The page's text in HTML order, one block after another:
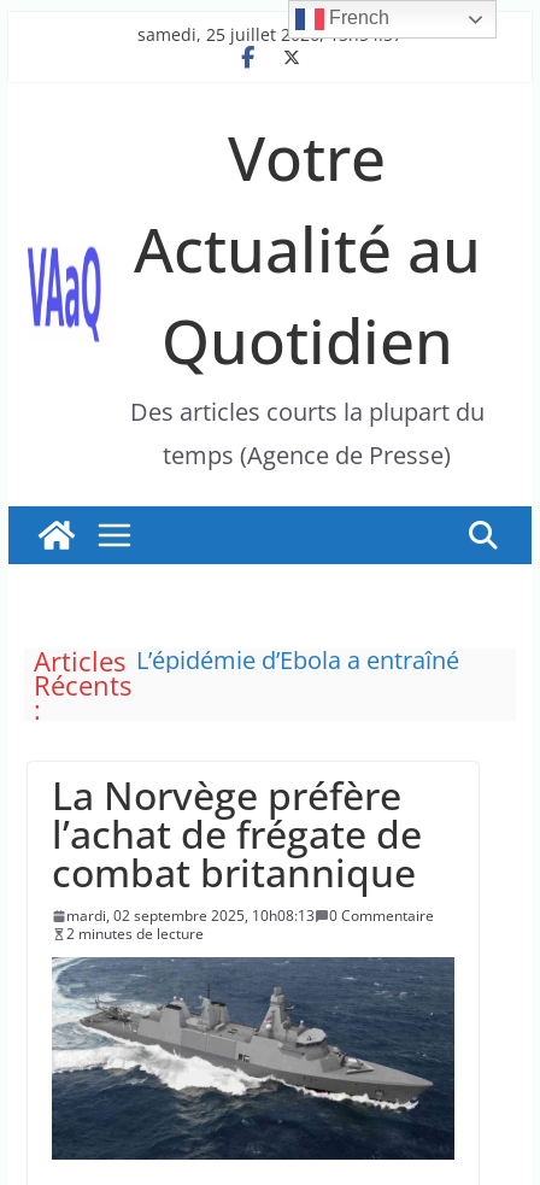
samedi, 25 juillet 2026, 13h54:57
Votre
Actualité au
Quotidien
Des articles courts la plupart du
temps (Agence de Presse)
Articles
Récents
:
L’épidémie d’Ebola a entraîné
Doublement des franchises
médicales et hausse du ticket
modérateur
“C’est scandaleux” d’avoir cinq
Canadair disponibles sur 12
Le maire de New York, dit qu’il
n’a pas la capacité juridique
d’arrêter Benyamin Nétanyahou
La Norvège préfère
l’achat de frégate de
combat britannique
mardi, 02 septembre 2025, 10h08:13
0 Commentaire
2 minutes de lecture
French